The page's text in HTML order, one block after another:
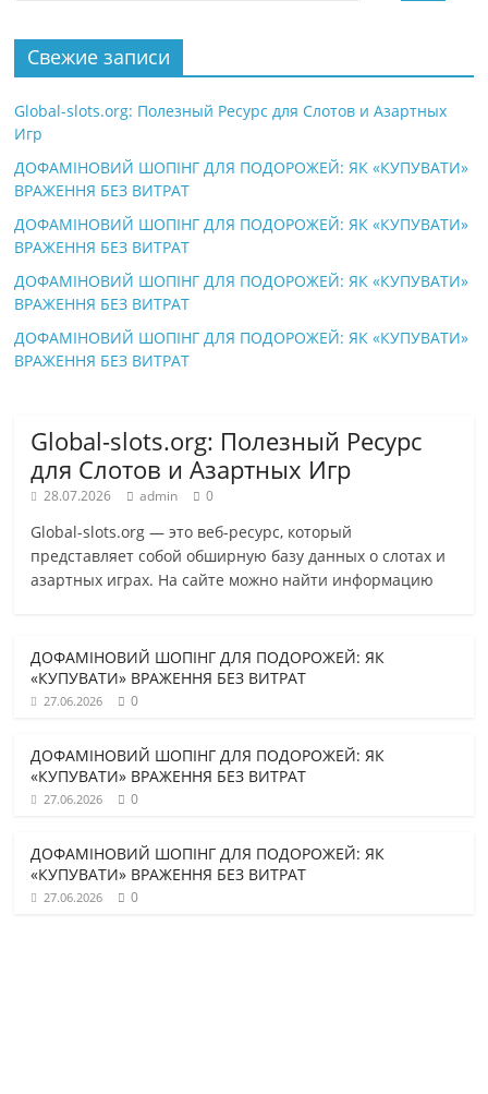
Свежие записи
Global-slots.org: Полезный Ресурс для Слотов и Азартных
Игр
ДОФАМІНОВИЙ ШОПІНГ ДЛЯ ПОДОРОЖЕЙ: ЯК «КУПУВАТИ»
ВРАЖЕННЯ БЕЗ ВИТРАТ
ДОФАМІНОВИЙ ШОПІНГ ДЛЯ ПОДОРОЖЕЙ: ЯК «КУПУВАТИ»
ВРАЖЕННЯ БЕЗ ВИТРАТ
ДОФАМІНОВИЙ ШОПІНГ ДЛЯ ПОДОРОЖЕЙ: ЯК «КУПУВАТИ»
ВРАЖЕННЯ БЕЗ ВИТРАТ
ДОФАМІНОВИЙ ШОПІНГ ДЛЯ ПОДОРОЖЕЙ: ЯК «КУПУВАТИ»
ВРАЖЕННЯ БЕЗ ВИТРАТ
Global-slots.org: Полезный Ресурс
для Слотов и Азартных Игр
28.07.2026 admin 0
Global-slots.org — это веб-ресурс, который
представляет собой обширную базу данных о слотах и
азартных играх. На сайте можно найти информацию
ДОФАМІНОВИЙ ШОПІНГ ДЛЯ ПОДОРОЖЕЙ: ЯК
«КУПУВАТИ» ВРАЖЕННЯ БЕЗ ВИТРАТ
27.06.2026 0
ДОФАМІНОВИЙ ШОПІНГ ДЛЯ ПОДОРОЖЕЙ: ЯК
«КУПУВАТИ» ВРАЖЕННЯ БЕЗ ВИТРАТ
27.06.2026 0
ДОФАМІНОВИЙ ШОПІНГ ДЛЯ ПОДОРОЖЕЙ: ЯК
«КУПУВАТИ» ВРАЖЕННЯ БЕЗ ВИТРАТ
27.06.2026 0